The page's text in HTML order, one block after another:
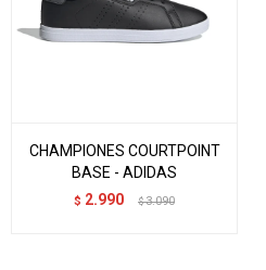
CHAMPIONES COURTPOINT
BASE - ADIDAS
$ 2.990 $ 3.090